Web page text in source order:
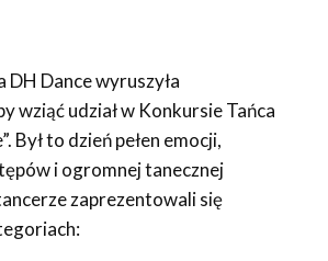
DH Dance wyruszyła
wziąć udział w Konkursie Tańca
Był to dzień pełen emocji,
i ogromnej tanecznej
zaprezentowali się